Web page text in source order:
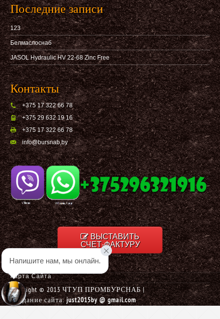
Последние записи
123
Белмаслоснаб
JASOL Hydraulic HV 22-68 Zinc Free
Контакты
+375 17 322 66 78
+375 29 632 19 16
+375 17 322 66 78
info@bursnab,by
ВЫСТАВИТЬ
СЧЕТ-ФАКТУРУ
Карта Сайта
Copyright © 2013 ЧТУП ПРОМБУРСНАБ |
Создание сайта:just2015by @ gmail.com
Напишите нам, мы онлайн.